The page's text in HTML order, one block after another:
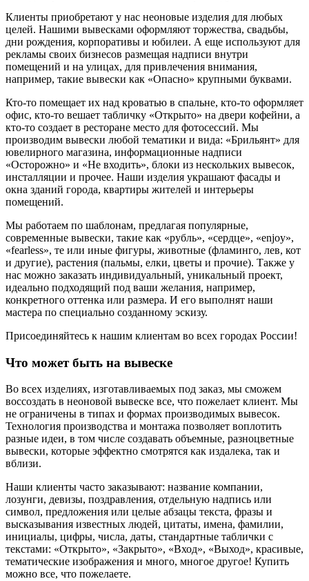
Клиенты приобретают у нас неоновые изделия для любых
целей. Нашими вывесками оформляют торжества, свадьбы,
дни рождения, корпоративы и юбилеи. А еще используют для
рекламы своих бизнесов размещая надписи внутри
помещений и на улицах, для привлечения внимания,
например, такие вывески как «Опасно» крупными буквами.
Кто-то помещает их над кроватью в спальне, кто-то оформляет
офис, кто-то вешает табличку «Открыто» на двери кофейни, а
кто-то создает в ресторане место для фотосессий. Мы
производим вывески любой тематики и вида: «Брильянт» для
ювелирного магазина, информационные надписи
«Осторожно» и «Не входить», блоки из нескольких вывесок,
инсталляции и прочее. Наши изделия украшают фасады и
окна зданий города, квартиры жителей и интерьеры
помещений.
Мы работаем по шаблонам, предлагая популярные,
современные вывески, такие как «рубль», «сердце», «enjoy»,
«fearless», те или иные фигуры, животные (фламинго, лев, кот
и другие), растения (пальмы, елки, цветы и прочие). Также у
нас можно заказать индивидуальный, уникальный проект,
идеально подходящий под ваши желания, например,
конкретного оттенка или размера. И его выполнят наши
мастера по специально созданному эскизу.
Присоединяйтесь к нашим клиентам во всех городах России!
Что может быть на вывеске
Во всех изделиях, изготавливаемых под заказ, мы сможем
воссоздать в неоновой вывеске все, что пожелает клиент. Мы
не ограничены в типах и формах производимых вывесок.
Технология производства и монтажа позволяет воплотить
разные идеи, в том числе создавать объемные, разноцветные
вывески, которые эффектно смотрятся как издалека, так и
вблизи.
Наши клиенты часто заказывают: название компании,
лозунги, девизы, поздравления, отдельную надпись или
символ, предложения или целые абзацы текста, фразы и
высказывания известных людей, цитаты, имена, фамилии,
инициалы, цифры, числа, даты, стандартные таблички с
текстами: «Открыто», «Закрыто», «Вход», «Выход», красивые,
тематические изображения и много, многое другое! Купить
можно все, что пожелаете.